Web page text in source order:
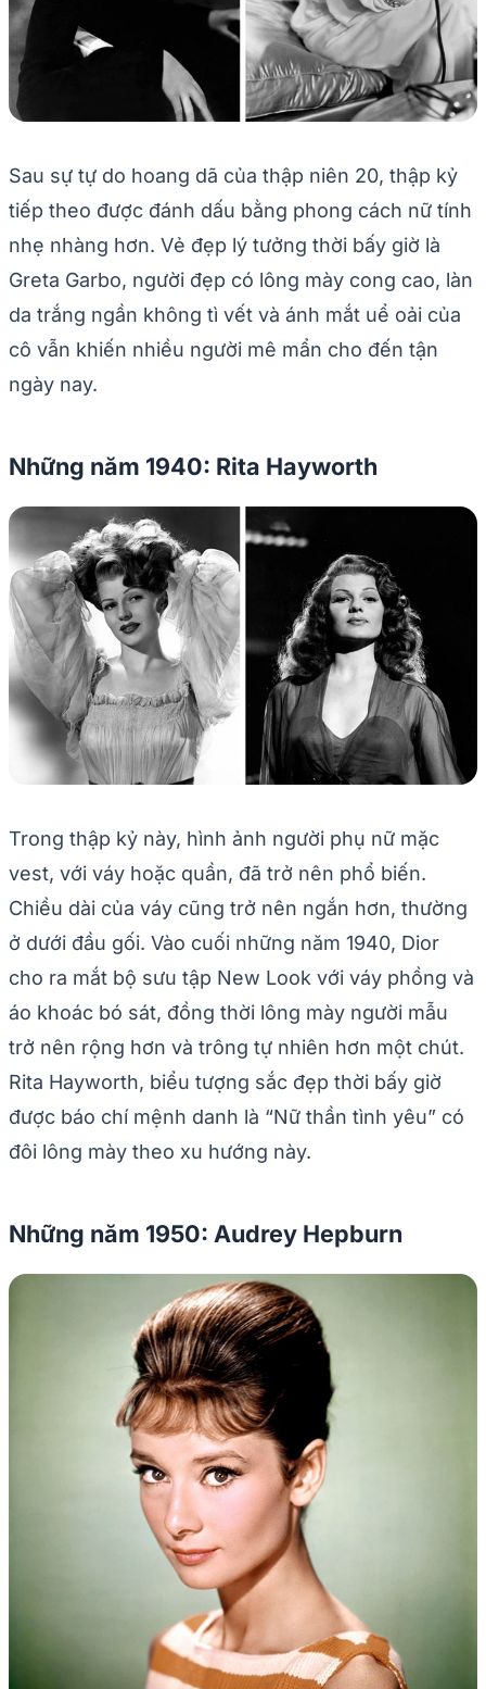
Sau sự tự do hoang dã của thập niên 20, thập kỷ
tiếp theo được đánh dấu bằng phong cách nữ tính
nhẹ nhàng hơn. Vẻ đẹp lý tưởng thời bấy giờ là
Greta Garbo, người đẹp có lông mày cong cao, làn
da trắng ngần không tì vết và ánh mắt uể oải của
cô vẫn khiến nhiều người mê mẩn cho đến tận
ngày nay.
Những năm 1940: Rita Hayworth
Trong thập kỷ này, hình ảnh người phụ nữ mặc
vest, với váy hoặc quần, đã trở nên phổ biến.
Chiều dài của váy cũng trở nên ngắn hơn, thường
ở dưới đầu gối. Vào cuối những năm 1940, Dior
cho ra mắt bộ sưu tập New Look với váy phồng và
áo khoác bó sát, đồng thời lông mày người mẫu
trở nên rộng hơn và trông tự nhiên hơn một chút.
Rita Hayworth, biểu tượng sắc đẹp thời bấy giờ
được báo chí mệnh danh là “Nữ thần tình yêu” có
đôi lông mày theo xu hướng này.
Những năm 1950: Audrey Hepburn